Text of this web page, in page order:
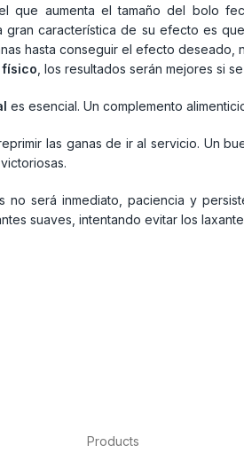
que aumenta el tamaño del bolo
característica de su efecto es
hasta conseguir el efecto
, los resultados serán mejores si
es esencial. Un complemento
las ganas de ir al servicio. Un
no será inmediato, paciencia y
suaves, intentando evitar los
Products